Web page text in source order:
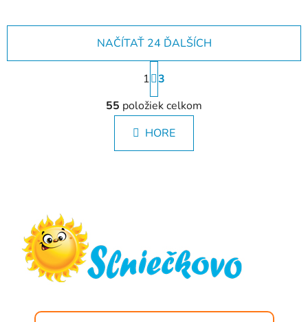
O
v
l
á
d
v
k
NAČÍTAŤ 24 ĎALŠÍCH
S
t
r
á
n
k
1 3
55 položiek celkom
HORE